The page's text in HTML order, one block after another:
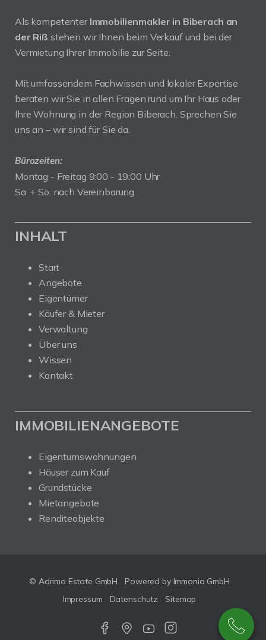
Als kompetenter Immobilienmakler in Biberach an
der Riß stehen wir Ihnen beim Verkauf und bei der
Vermietung Ihrer Immobilie zur Seite.
Mit umfassendem Fachwissen und lokaler Expertise
beraten wir Sie in allen Fragen rund um Ihr Haus oder
Ihre Wohnung in der Region Biberach. Sprechen Sie
uns an – wir sind für Sie da.
Bürozeiten:
Montag - Freitag 9:00 - 19:00 Uhr
Sa. + So. nach Vereinbarung
INHALT
Start
Angebote
Eigentümer
Käufer & Mieter
Verwaltung
Über uns
Wissen
Kontakt
IMMOBILIENANGEBOTE
Eigentumswohnungen
Häuser zum Kauf
Grundstücke
Mietangebote
Renditeobjekte
© Adrimo Estate GmbH
Powered by Immonia GmbH
Impressum
Datenschutz Sitemap